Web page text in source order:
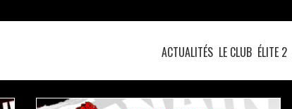
ACTUALITÉS LE CLUB ÉLITE 2